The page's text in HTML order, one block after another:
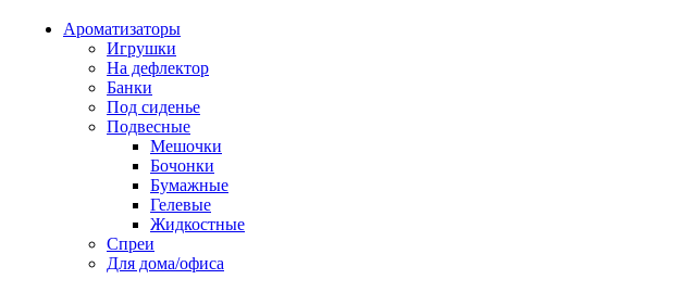
Ароматизаторы
Игрушки
На дефлектор
Банки
Под сиденье
Подвесные
Мешочки
Бочонки
Бумажные
Гелевые
Жидкостные
Спреи
Для дома/офиса